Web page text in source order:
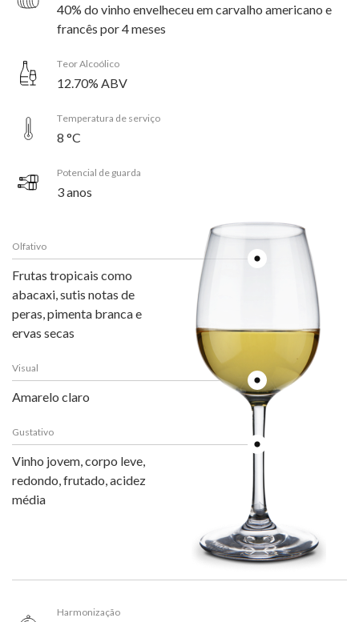
40% do vinho envelheceu em carvalho americano e
francês por 4 meses
Teor Alcoólico
12.70% ABV
Temperatura de serviço
8 °C
Potencial de guarda
3 anos
Olfativo
Frutas tropicais como
abacaxi, sutis notas de
peras, pimenta branca e
ervas secas
Visual
Amarelo claro
Gustativo
Vinho jovem, corpo leve,
redondo, frutado, acidez
média
Harmonização